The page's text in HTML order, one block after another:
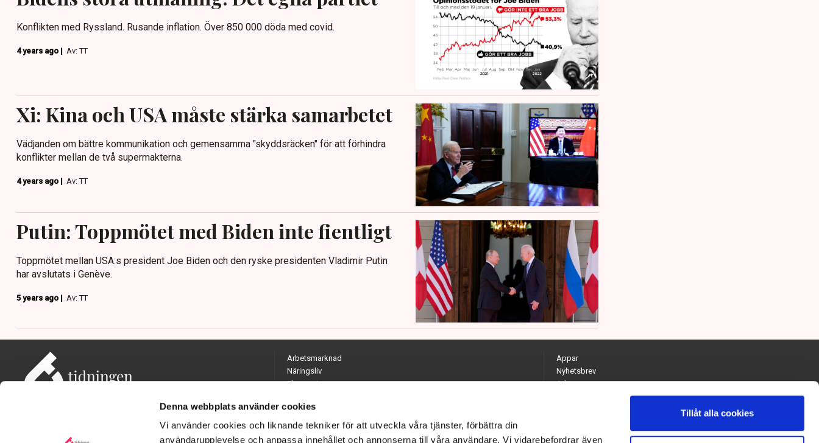
Denna webbplats använder cookies
Vi använder cookies och liknande tekniker för att utveckla våra tjänster, förbättra din
användarupplevelse och anpassa innehållet och annonserna till våra användare. Vi vidarebefordrar även
Tillåt alla cookies
Konflikten med Ryssland. Rusande inflation. Över 850 000 döda med covid.
4 years ago | Av: TT
Xi: Kina och USA måste stärka samarbetet
Vädjanden om bättre kommunikation och gemensamma "skyddsräcken" för att förhindra
konflikter mellan de två supermakterna.
4 years ago | Av: TT
Putin: Toppmötet med Biden inte fientligt
Toppmötet mellan USA:s president Joe Biden och den ryske presidenten Vladimir Putin
har avslutats i Genève.
5 years ago | Av: TT
Arbetsmarknad
Näringsliv
Ekonomi
Opinion
Hållbarhet
Utrikes
Appar
Nyhetsbrev
Arkiv
Kontakta redaktionen